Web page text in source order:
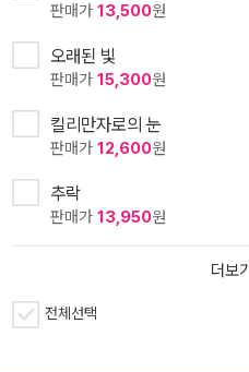
판매가 13,500원
오래된 빛
판매가 15,300원
킬리만자로의 눈
판매가 12,600원
추락
판매가 13,950원
더보기
전체선택